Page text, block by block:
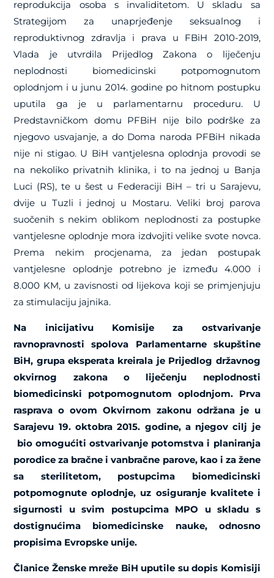
reprodukcija osoba s invaliditetom. U skladu sa
Strategijom za unaprjeđenje seksualnog i
reproduktivnog zdravlja i prava u FBiH 2010-2019,
Vlada je utvrdila Prijedlog Zakona o liječenju
neplodnosti biomedicinski potpomognutom
oplodnjom i u junu 2014. godine po hitnom postupku
uputila ga je u parlamentarnu proceduru. U
Predstavničkom domu PFBiH nije bilo podrške za
njegovo usvajanje, a do Doma naroda PFBiH nikada
nije ni stigao. U BiH vantjelesna oplodnja provodi se
na nekoliko privatnih klinika, i to na jednoj u Banja
Luci (RS), te u šest u Federaciji BiH – tri u Sarajevu,
dvije u Tuzli i jednoj u Mostaru. Veliki broj parova
suočenih s nekim oblikom neplodnosti za postupke
vantjelesne oplodnje mora izdvojiti velike svote novca.
Prema nekim procjenama, za jedan postupak
vantjelesne oplodnje potrebno je između 4.000 i
8.000 KM, u zavisnosti od lijekova koji se primjenjuju
za stimulaciju jajnika.
Na inicijativu Komisije za ostvarivanje
ravnopravnosti spolova Parlamentarne skupštine
BiH, grupa eksperata kreirala je Prijedlog državnog
okvirnog zakona o liječenju neplodnosti
biomedicinski potpomognutom oplodnjom. Prva
rasprava o ovom Okvirnom zakonu održana je u
Sarajevu 19. oktobra 2015. godine, a njegov cilj je
bio omogućiti ostvarivanje potomstva i planiranja
porodice za bračne i vanbračne parove, kao i za žene
sa sterilitetom, postupcima biomedicinski
potpomognute oplodnje, uz osiguranje kvalitete i
sigurnosti u svim postupcima MPO u skladu s
dostignućima biomedicinske nauke, odnosno
propisima Evropske unije.
Članice Ženske mreže BiH uputile su dopis Komisiji